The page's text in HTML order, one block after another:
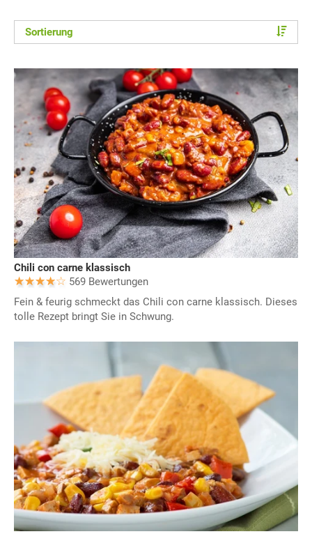
Sortierung
Chili con carne klassisch
569 Bewertungen
Fein & feurig schmeckt das Chili con carne klassisch. Dieses
tolle Rezept bringt Sie in Schwung.